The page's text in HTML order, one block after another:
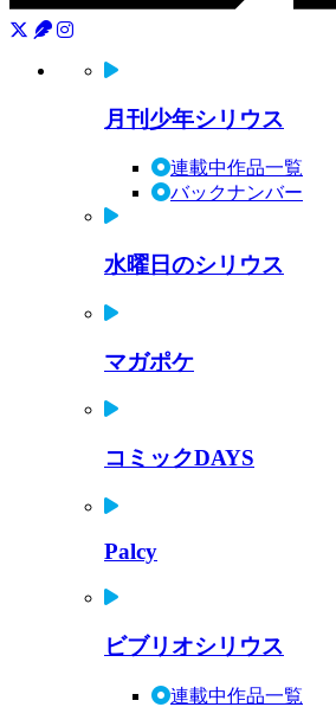
月刊少年シリウス
連載中作品一覧
バックナンバー
水曜日のシリウス
マガポケ
コミックDAYS
Palcy
ビブリオシリウス
連載中作品一覧